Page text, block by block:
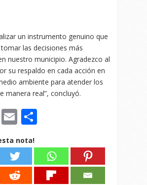
un instrumento genuino que
las decisiones más
nuestro municipio. Agradezco al
su respaldo en cada acción en
ambiente para atender los
manera real”, concluyó.
Twitter
Email
nota!